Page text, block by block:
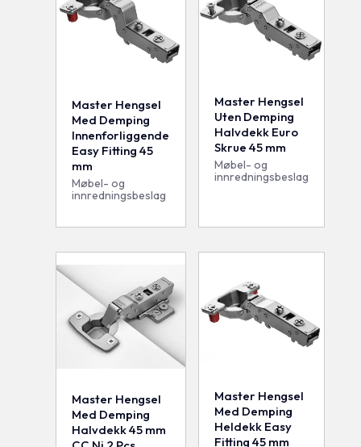
Master Hengsel
Med Demping
Innenforliggende
Easy Fitting 45
mm
Møbel- og
innredningsbeslag
Master Hengsel
Uten Demping
Halvdekk Euro
Skrue 45 mm
Møbel- og
innredningsbeslag
Master Hengsel
Med Demping
Halvdekk 45 mm
Master Hengsel
Med Demping
Heldekk Easy
Fitting 45 mm